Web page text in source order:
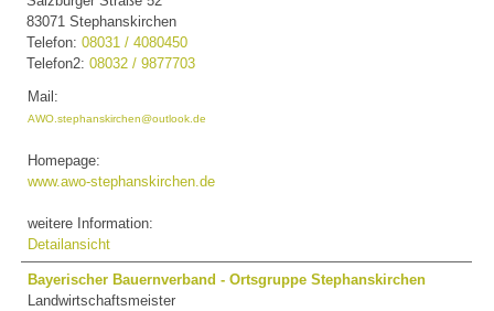
83071 Stephanskirchen
Telefon:08031 / 4080450
Telefon2:08032 / 9877703
Mail:
AWO.stephanskirchen@outlook.de
Homepage:
www.awo-stephanskirchen.de
weitere Information:
Detailansicht
Bayerischer Bauernverband - Ortsgruppe Stephanskirchen
Landwirtschaftsmeister